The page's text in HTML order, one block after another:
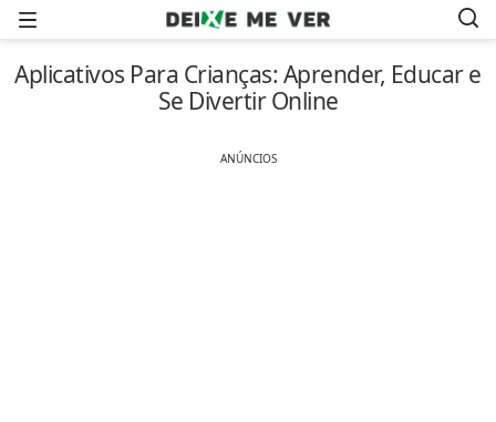
Menu
Aplicativos Para Crianças: Aprender, Educar e
Se Divertir Online
ANÚNCIOS